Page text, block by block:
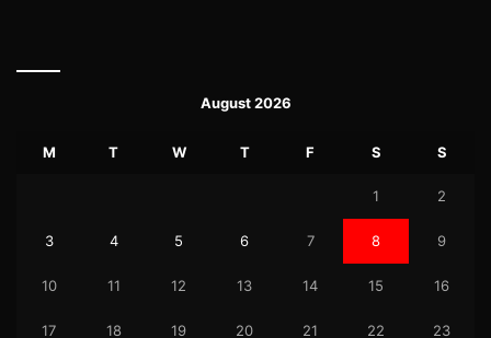
August 2026
M T W T F S S
1 2
3 4 5 6 7 8 9
10 11 12 13 14 15 16
17 18 19 20 21 22 23